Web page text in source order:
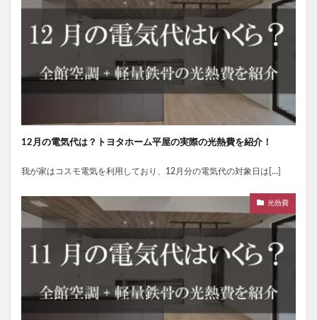
12月の電気代は？トヨタホーム平屋の実際の光熱費を紹介！
我が家はコスモ電気を利用しており、12月分の電気代の対象日は[…]
光熱費